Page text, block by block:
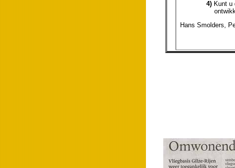
4)Kunt u
Hans Smolders,